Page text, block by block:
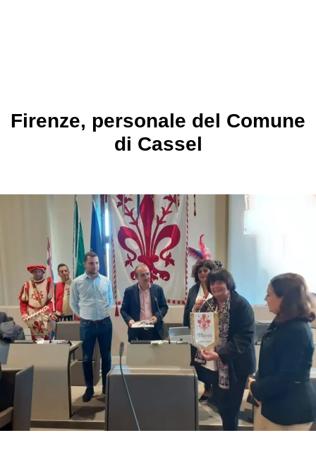
Firenze, personale del Comune
di Cassel